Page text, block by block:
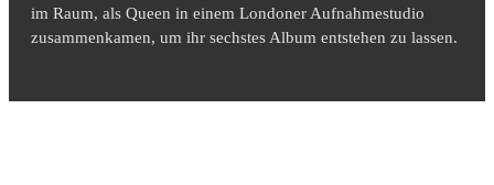
im Raum, als Queen in einem Londoner Aufnahmestudio
zusammenkamen, um ihr sechstes Album entstehen zu lassen.